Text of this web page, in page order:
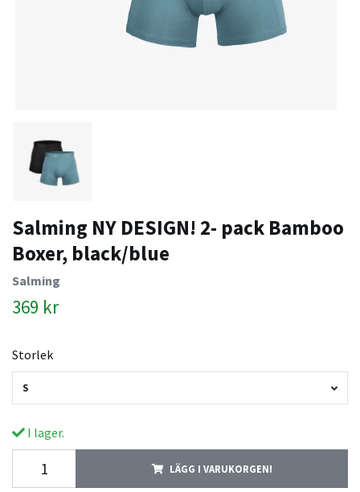
Salming NY DESIGN! 2- pack Bamboo
Boxer, black/blue
Salming
369 kr
Storlek
S
I lager.
LÄGG I VARUKORGEN!